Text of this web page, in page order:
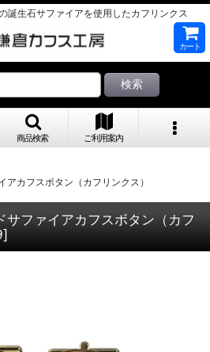
誕生石サファイアを使用したカフリンクス
カート
検索
商品検索 ご利用案内
カフスボタン（カフリンクス）
ファイアカフスボタン（カフ
]